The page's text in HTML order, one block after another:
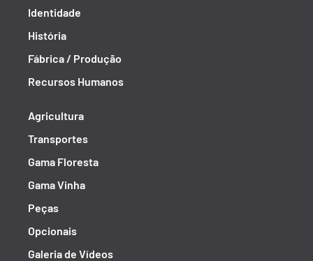
Identidade
História
Fábrica / Produção
Recursos Humanos
Agricultura
Transportes
Gama Floresta
Gama Vinha
Peças
Opcionais
Galeria de Vídeos